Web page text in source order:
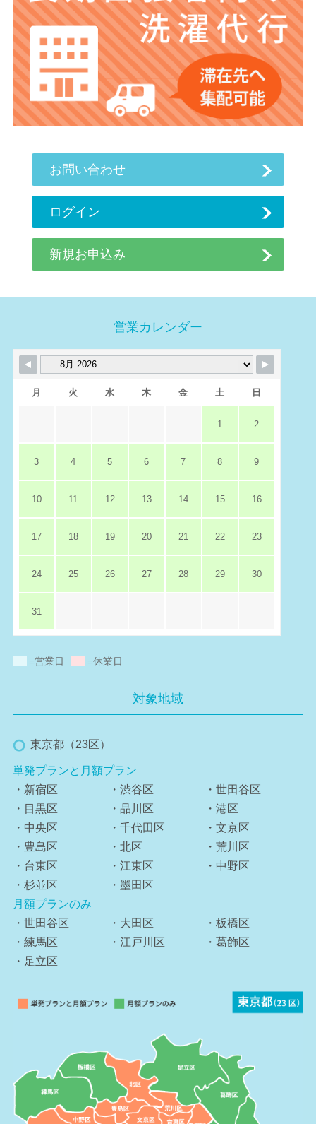
お問い合わせ
ログイン
新規お申込み
営業カレンダー
月 火 水 木 金 土 日
1 2
3 4 5 6 7 8 9
10 11 12 13 14 15 16
17 18 19 20 21 22 23
24 25 26 27 28 29 30
31
=営業日 =休業日
対象地域
東京都（23区）
単発プランと月額プラン
・新宿区
・渋谷区
・世田谷区
・目黒区
・品川区
・港区
・中央区
・千代田区
・文京区
・豊島区
・北区
・荒川区
・台東区
・江東区
・中野区
・杉並区
・墨田区
月額プランのみ
・世田谷区
・大田区
・板橋区
・練馬区
・江戸川区
・葛飾区
・足立区